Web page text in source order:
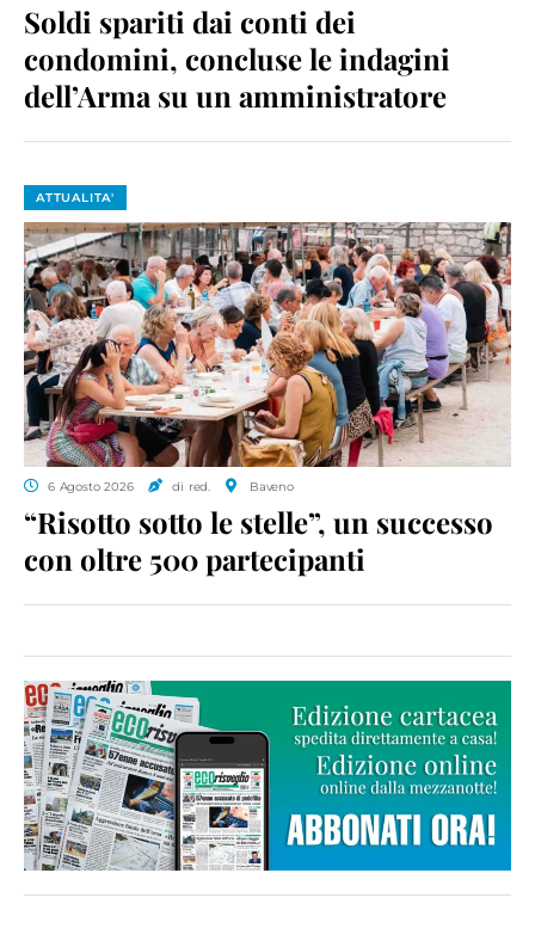
Soldi spariti dai conti dei
condomini, concluse le indagini
dell’Arma su un amministratore
ATTUALITA'
6 Agosto 2026 di red. Baveno
“Risotto sotto le stelle”, un successo
con oltre 500 partecipanti